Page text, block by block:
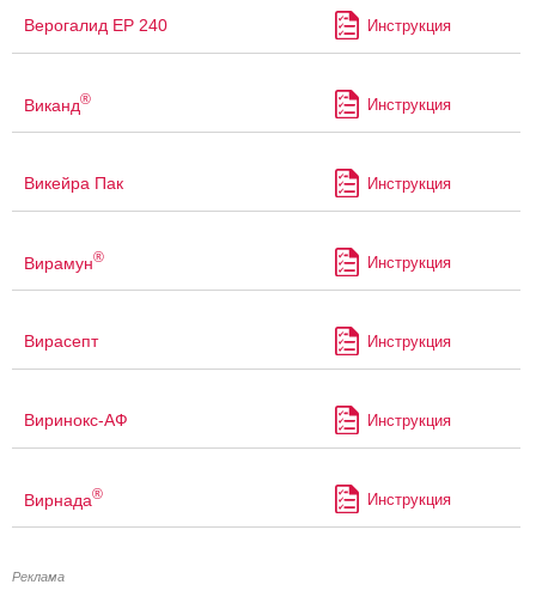
Верогалид ЕР 240 Инструкция
Виканд® Инструкция
Викейра Пак Инструкция
Вирамун® Инструкция
Вирасепт Инструкция
Виринокс-АФ Инструкция
Вирнада® Инструкция
Реклама